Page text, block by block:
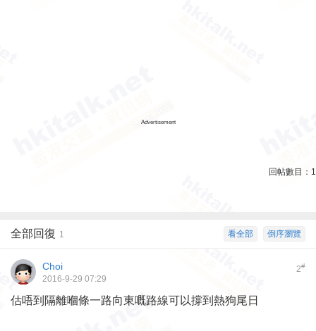
Advertisement
回帖數目： 1
倒序瀏覽
看全部
全部回復 1
2#
Choi
2016-9-29 07:29
估唔到隔離嗰條一路向東嘅路線可以撐到熱狗尾日